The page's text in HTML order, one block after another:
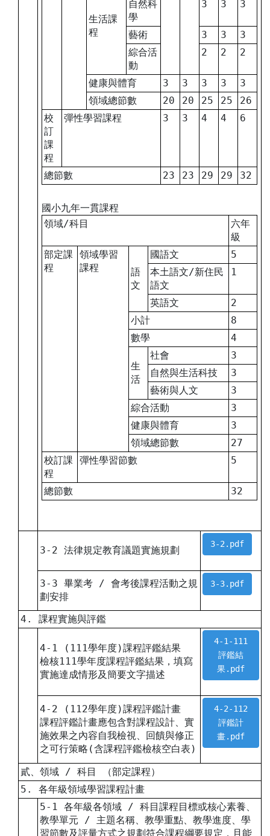
生活課
程
自然科
學
3 3 3
藝術 3 3
3
綜合活
動
2 2 2
健康與體育 3 3 3 3
3
領域總節數
20 20 25 25
26
校
訂
課
程
彈性學習課程 3 3 4 4 6
總節數 23 23 29 29 32
國小九年一貫課程
領域/科目
六年
級
部定課
程
領域學習
課程
語
文
國語文
5
本土語文/新住民
語文
1
英語文
2
小計
8
數學
4
生
活
社會
3
自然與生活科技
3
藝術與人文
3
綜合活動
3
健康與體育
3
領域總節數
27
校訂課
程
彈性學習節數 5
總節數 32
3-2 法律規定教育議題實施規劃
3-2.pdf
3-3 畢業考 / 會考後課程活動之規
劃安排
3-3.pdf
4. 課程實施與評鑑
4-1 (111學年度)課程評鑑結果
檢核111學年度課程評鑑結果，填寫
實施達成情形及簡要文字描述
4-1-111
評鑑結
果.pdf
4-2 (112學年度)課程評鑑計畫
課程評鑑計畫應包含對課程設計、實
施效果之內容自我檢視、回饋與修正
之可行策略(含課程評鑑檢核空白表)
4-2-112
評鑑計
畫.pdf
貳、領域 / 科目 （部定課程）
5. 各年級領域學習課程計畫
5-1 各年級各領域 / 科目課程目標或核心素養、
教學單元 / 主題名稱、教學重點、教學進度、學
習節數及評量方式之規劃符合課程綱要規定，且能